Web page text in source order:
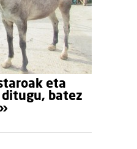
eta
batez